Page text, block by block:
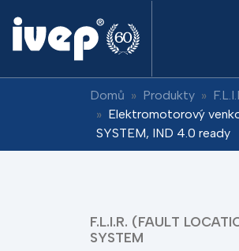
Domů Produkty
Elektromotorový
SYSTEM, IND 4.0 ready
F.L.I.R. (FAULT
SYSTEM